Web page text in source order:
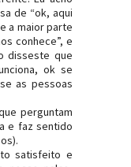
de “ok, aqui
a maior parte
conhece”, e
disseste que
ok se
as pessoas
perguntam
e faz sentido
satisfeito e